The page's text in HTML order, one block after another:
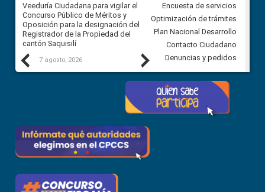
Previous
Veeduría Ciudadana para vigilar el
Concurso Público de Méritos y
Oposición para la designación del
Registrador de la Propiedad del
cantón Saquisilí
7 agosto, 2026
Veeduría Ciudadana para
construcción del asfaltado de
Ballenita del cantón Santa
7 agosto, 2026
Next
Encuesta de servicios
Optimización de trámites
Plan Nacional Desarrollo
Contacto Ciudadano
Denuncias y pedidos